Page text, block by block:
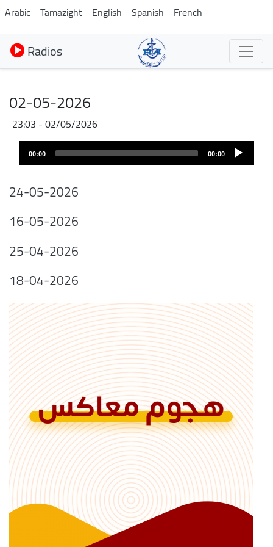
Aller
au
contenu
principal
Arabic Tamazight English Spanish French
Radios
02-05-2026
02/05/2026 - 23:03
Fichier
audio
00:00
00:00
24-05-2026
16-05-2026
25-04-2026
18-04-2026